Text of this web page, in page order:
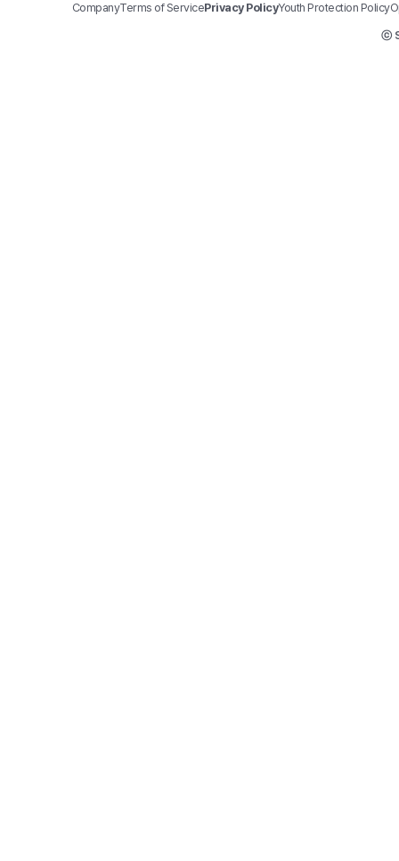
CompanyTerms of ServicePrivacy PolicyYouth Protection Policy
ⓒ